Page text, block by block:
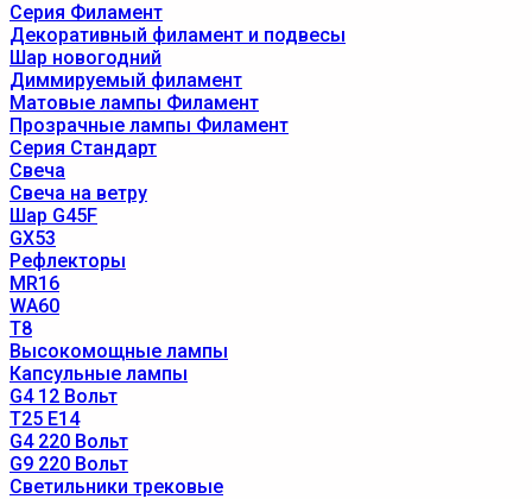
Серия Филамент
Декоративный филамент и подвесы
Шар новогодний
Диммируемый филамент
Матовые лампы Филамент
Прозрачные лампы Филамент
Серия Стандарт
Свеча
Свеча на ветру
Шар G45F
GX53
Рефлекторы
MR16
WA60
T8
Высокомощные лампы
Капсульные лампы
G4 12 Вольт
T25 E14
G4 220 Вольт
G9 220 Вольт
Светильники трековые